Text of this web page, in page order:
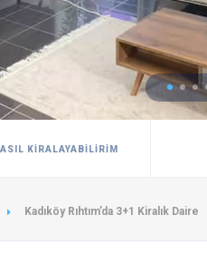
KIRALAYABILIRIM
Kadıköy Rıhtım’da 3+1 Kiralık Daire